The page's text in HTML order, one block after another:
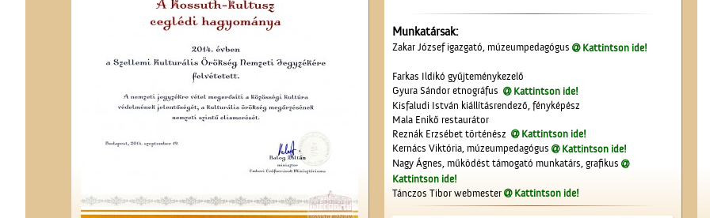
Munkatársak:
Zakar József igazgató, múzeumpedagógus Kattintson ide!
Farkas Ildikó gyűjteménykezelő
Gyura Sándor etnográfus
Kattintson ide!
Kisfaludi István kiállításrendező, fényképész
Mala Enikő restaurátor
Reznák Erzsébet történész
Kattintson ide!
Kernács Viktória, múzeumpedagógus
Kattintson ide!
Nagy Ágnes, működést támogató munkatárs, grafikus
Kattintson ide!
Tánczos Tibor webmester
Kattintson ide!